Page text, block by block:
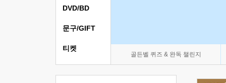
골든벨 퀴즈 & 완독 챌린지
DVD/BD
문구/GIFT
티켓